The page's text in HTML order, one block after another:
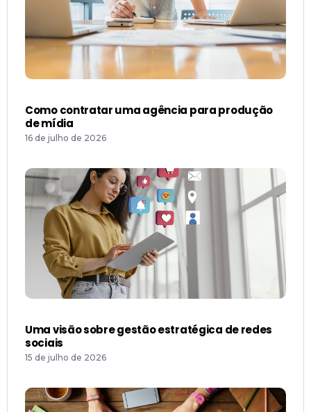
Como contratar uma agência para produção
de mídia
16 de julho de 2026
Uma visão sobre gestão estratégica de redes
sociais
15 de julho de 2026